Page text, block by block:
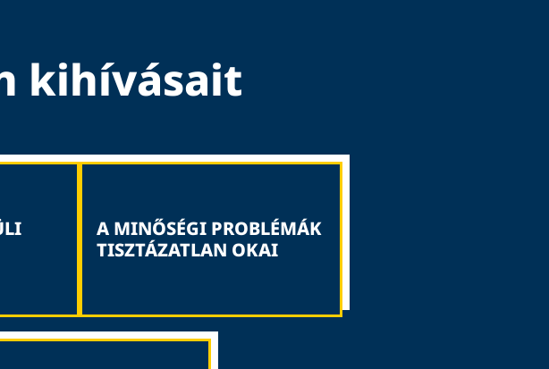
kihívásait
A MINŐSÉGI PROBLÉMÁK
TISZTÁZATLAN OKAI